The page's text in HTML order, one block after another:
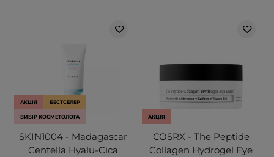
АКЦІЯ БЕСТСЕЛЕР
ВИБІР КОСМЕТОЛОГА
SKIN1004 - Madagascar
Centella Hyalu-Cica
АКЦІЯ
COSRX - The Peptide
Collagen Hydrogel Eye